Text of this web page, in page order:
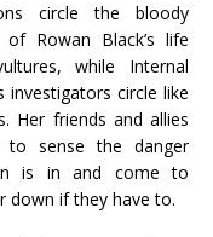
circle the bloody
of Rowan Black’s life
while Internal
investigators circle like
Her friends and allies
to sense the danger
is in and come to
down if they have to.